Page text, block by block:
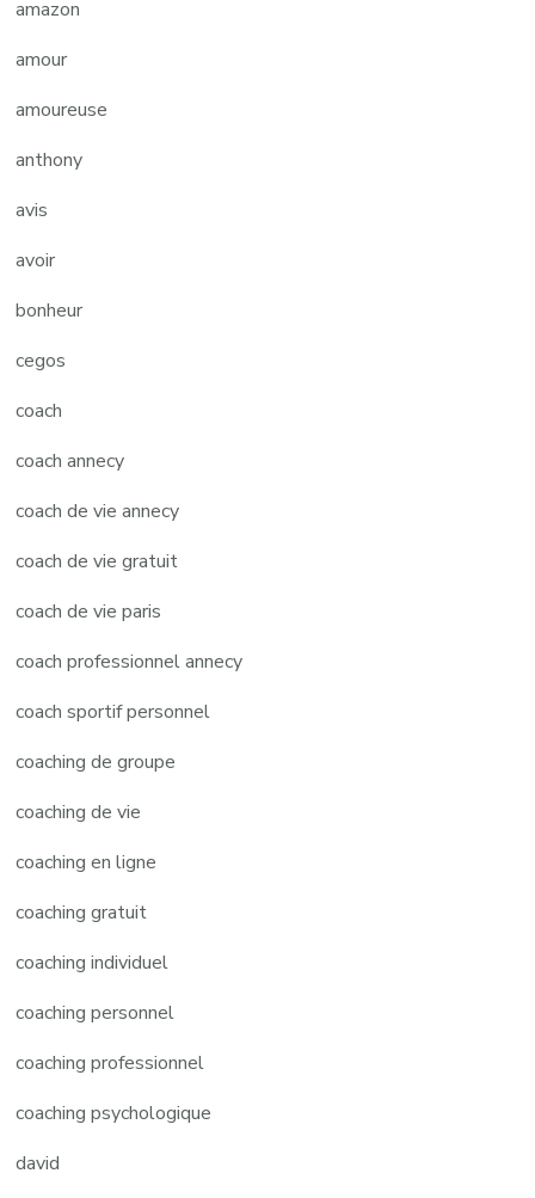
amazon
amour
amoureuse
anthony
avis
avoir
bonheur
cegos
coach
coach annecy
coach de vie annecy
coach de vie gratuit
coach de vie paris
coach professionnel annecy
coach sportif personnel
coaching de groupe
coaching de vie
coaching en ligne
coaching gratuit
coaching individuel
coaching personnel
coaching professionnel
coaching psychologique
david